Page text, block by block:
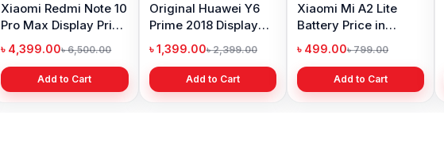
Xiaomi Redmi Note 10
Pro Max Display Price
in Bangladesh
৳ 4,399.00৳ 6,500.00
Add to Cart
Original Huawei Y6
Prime 2018 Display
Price in Bangladesh
৳ 1,399.00৳ 2,399.00
Add to Cart
Xiaomi Mi A2 Lite
Battery Price in
Bangladesh
৳ 499.00৳ 799.00
Add to Cart